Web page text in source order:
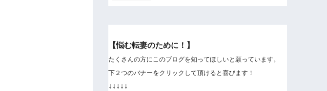
【悩む転妻のために！】
たくさんの方にこのブログを知ってほしいと願っています。
下２つのバナーをクリックして頂けると喜びます！
↓↓↓↓↓